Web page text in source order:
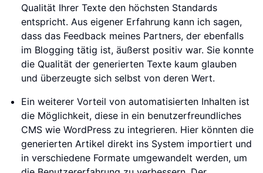
Qualität Ihrer Texte den höchsten Standards
entspricht. Aus eigener Erfahrung kann ich sagen,
dass das Feedback meines Partners, der ebenfalls
im Blogging tätig ist, äußerst positiv war. Sie konnte
die Qualität der generierten Texte kaum glauben
und überzeugte sich selbst von deren Wert.
Ein weiterer Vorteil von automatisierten Inhalten ist
die Möglichkeit, diese in ein benutzerfreundliches
CMS wie WordPress zu integrieren. Hier könnten die
generierten Artikel direkt ins System importiert und
in verschiedene Formate umgewandelt werden, um